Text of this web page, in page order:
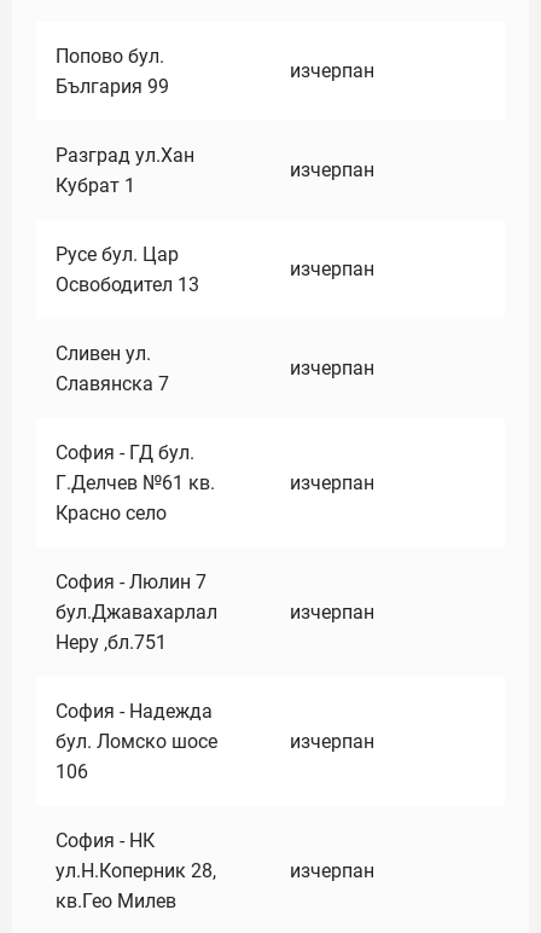
Попово бул.
България 99
изчерпан
Разград ул.Хан
Кубрат 1
изчерпан
Русе бул. Цар
Освободител 13
изчерпан
Сливен ул.
Славянска 7
изчерпан
София - ГД бул.
Г.Делчев №61 кв.
Красно село
изчерпан
София - Люлин 7
бул.Джавахарлал
Неру ,бл.751
изчерпан
София - Надежда
бул. Ломско шосе
106
изчерпан
София - НК
ул.Н.Коперник 28,
кв.Гео Милев
изчерпан